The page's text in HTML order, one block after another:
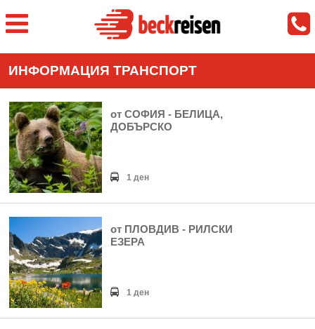
ИНФОРМАЦИЯ ТРАНСПОРТ
от СОФИЯ - БЕЛИЦА,
ДОБЪРСКО
1 ден
от ПЛОВДИВ - РИЛСКИ
ЕЗЕРА
1 ден